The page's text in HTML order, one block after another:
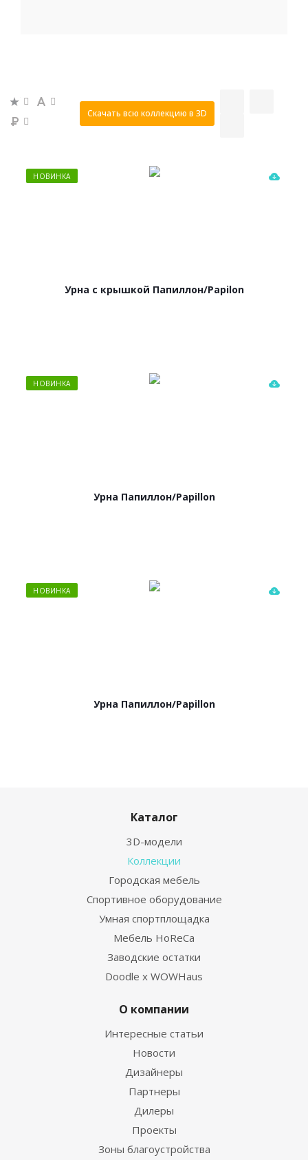
Скачать всю коллекцию в 3D
НОВИНКА
Урна с крышкой Папиллон/Papilon
НОВИНКА
Урна Папиллон/Papillon
НОВИНКА
Урна Папиллон/Papillon
Каталог
3D-модели
Коллекции
Городская мебель
Спортивное оборудование
Умная спортплощадка
Мебель HoReCa
Заводские остатки
Doodle x WOWHaus
О компании
Интересные статьи
Новости
Дизайнеры
Партнеры
Дилеры
Проекты
Зоны благоустройства